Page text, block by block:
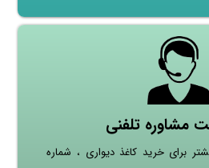
مشاوره تلفنی
برای خرید کاغذ دیواری ، شماره